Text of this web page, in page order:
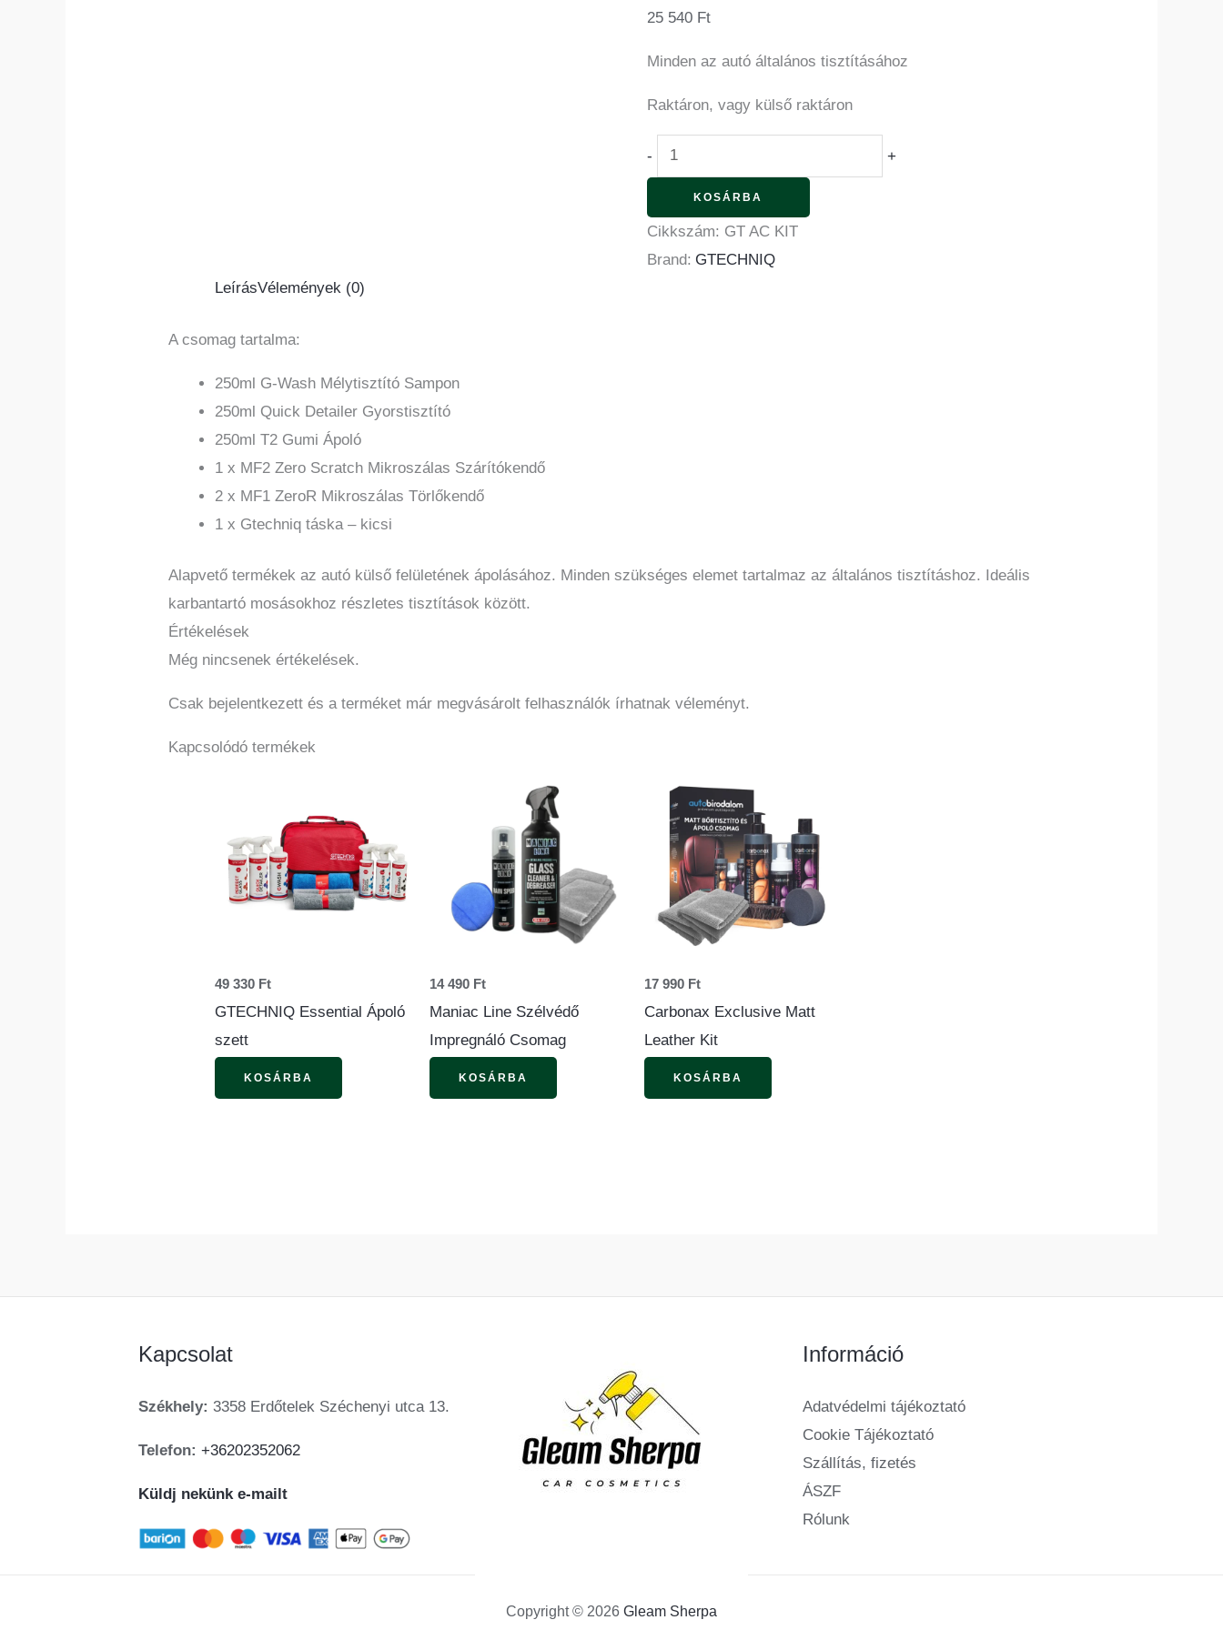
25 540 Ft
Minden az autó általános tisztításához
Raktáron, vagy külső raktáron
- +
KOSÁRBA
Cikkszám: GT AC KIT
Brand: GTECHNIQ
LeírásVélemények (0)
A csomag tartalma:
250ml G-Wash Mélytisztító Sampon
250ml Quick Detailer Gyorstisztító
250ml T2 Gumi Ápoló
1 x MF2 Zero Scratch Mikroszálas Szárítókendő
2 x MF1 ZeroR Mikroszálas Törlőkendő
1 x Gtechniq táska – kicsi
Alapvető termékek az autó külső felületének ápolásához. Minden szükséges elemet tartalmaz az általános tisztításhoz. Ideális
karbantartó mosásokhoz részletes tisztítások között.
Értékelések
Még nincsenek értékelések.
Csak bejelentkezett és a terméket már megvásárolt felhasználók írhatnak véleményt.
Kapcsolódó termékek
49 330 Ft
GTECHNIQ Essential Ápoló
szett
KOSÁRBA
14 490 Ft
Maniac Line Szélvédő
Impregnáló Csomag
KOSÁRBA
17 990 Ft
Carbonax Exclusive Matt
Leather Kit
KOSÁRBA
Kapcsolat
Székhely: 3358 Erdőtelek Széchenyi utca 13.
Telefon: +36202352062
Küldj nekünk e-mailt
Információ
Adatvédelmi tájékoztató
Cookie Tájékoztató
Szállítás, fizetés
ÁSZF
Rólunk
Copyright © 2026 Gleam Sherpa